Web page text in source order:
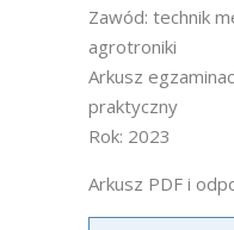
Zawód: technik
agrotroniki
Arkusz
praktyczny
Rok: 2023
Arkusz PDF i